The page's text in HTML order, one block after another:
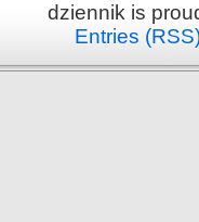
dziennik is
Entries